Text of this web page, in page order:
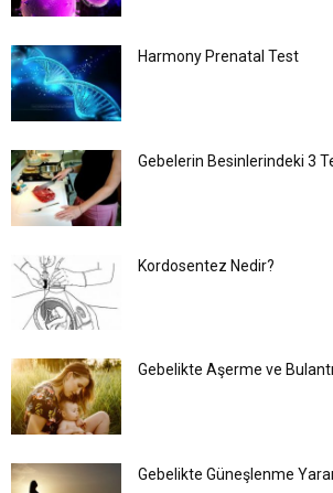
Harmony Prenatal Test
Gebelerin Besinlerindeki 3
Kordosentez Nedir?
Gebelikte Aşerme ve Bulantı
Gebelikte Güneşlenme